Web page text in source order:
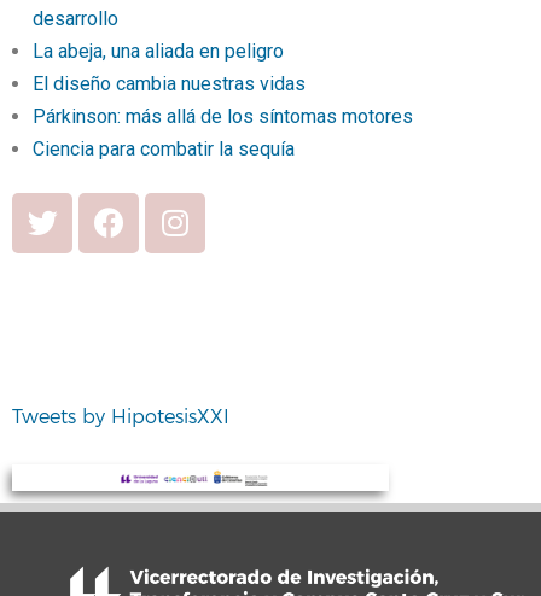
desarrollo
La abeja, una aliada en peligro
El diseño cambia nuestras vidas
Párkinson: más allá de los síntomas motores
Ciencia para combatir la sequía
Tweets by HipotesisXXI